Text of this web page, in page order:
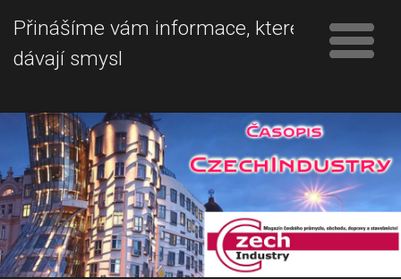
Přinášíme vám informace, které
dávají smysl